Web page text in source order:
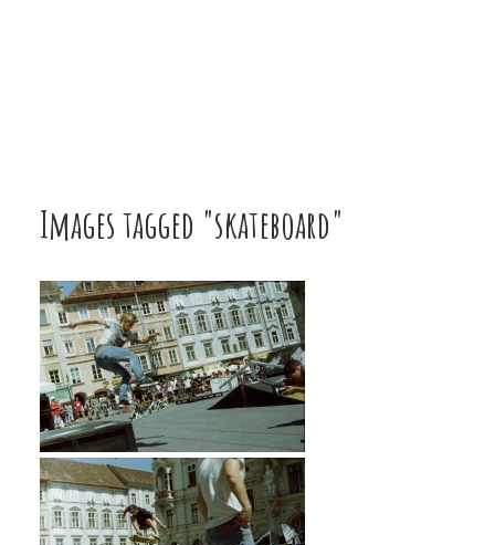
Images tagged "skateboard"
Skate!